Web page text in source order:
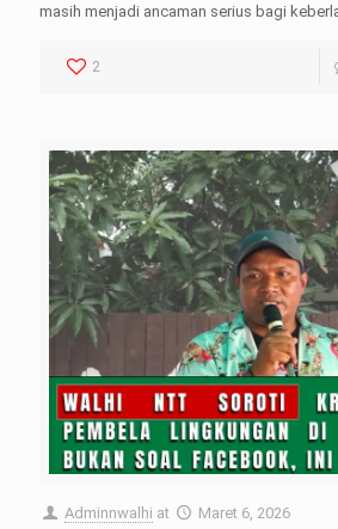
masih menjadi ancaman serius bagi
2
Adminnwalhi at Maret 6, 2026